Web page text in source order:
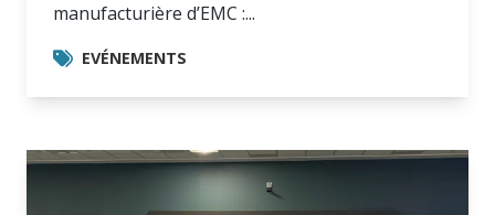
manufacturière d’EMC :...
EVÉNEMENTS